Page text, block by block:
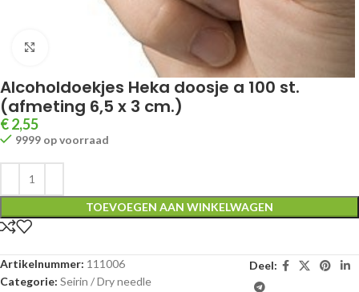
Klik om te vergroten
Alcoholdoekjes Heka doosje a 100 st.
(afmeting 6,5 x 3 cm.)
€2,55
9999 op voorraad
TOEVOEGEN AAN WINKELWAGEN
Artikelnummer: 111006
Categorie: Seirin / Dry needle
Deel: